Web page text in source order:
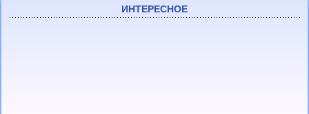
ИНТЕРЕСНОЕ